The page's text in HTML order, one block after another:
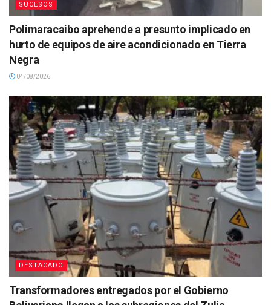
SUCESOS
Polimaracaibo aprehende a presunto implicado en
hurto de equipos de aire acondicionado en Tierra
Negra
04/08/2026
DESTACADO
Transformadores entregados por el Gobierno